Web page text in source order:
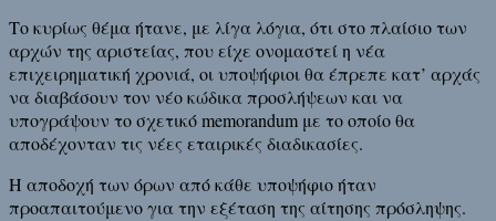
Το κυρίως θέμα ήτανε, με λίγα λόγια, ότι στο πλαίσιο των
αρχών της αριστείας, που είχε ονομαστεί η νέα
επιχειρηματική χρονιά, οι υποψήφιοι θα έπρεπε κατ’ αρχάς
να διαβάσουν τον νέο κώδικα προσλήψεων και να
υπογράψουν το σχετικό memorandum με το οποίο θα
αποδέχονταν τις νέες εταιρικές διαδικασίες.
Η αποδοχή των όρων από κάθε υποψήφιο ήταν
προαπαιτούμενο για την εξέταση της αίτησης πρόσληψης.